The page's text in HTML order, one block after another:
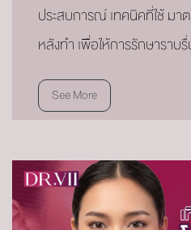
ประสบการณ์ เทคนิคที่ใช้ มา
หลังทำ เพื่อให้การรักษาราบ
See More